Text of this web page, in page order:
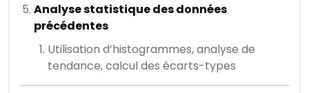
Analyse statistique des données
précédentes
Utilisation d’histogrammes, analyse de
tendance, calcul des écarts-types